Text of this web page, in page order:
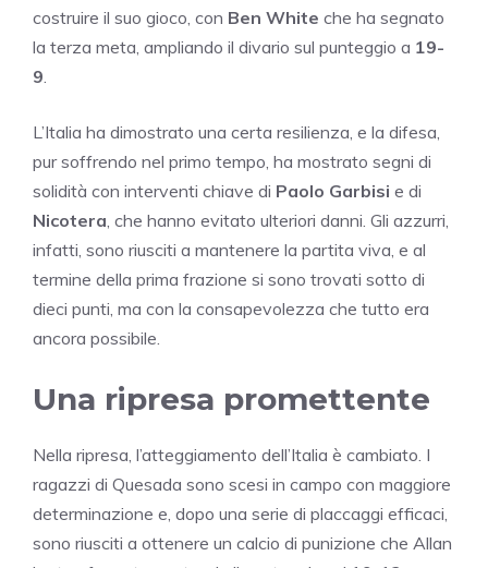
costruire il suo gioco, con Ben White che ha segnato
la terza meta, ampliando il divario sul punteggio a 19-
9
L’Italia ha dimostrato una certa resilienza, e la difesa,
pur soffrendo nel primo tempo, ha mostrato segni di
solidità con interventi chiave di Paolo Garbisi e di
Nicotera , che hanno evitato ulteriori danni. Gli azzurri,
infatti, sono riusciti a mantenere la partita viva, e al
termine della prima frazione si sono trovati sotto di
dieci punti, ma con la consapevolezza che tutto era
ancora possibile.
Una ripresa promettente
Nella ripresa, l’atteggiamento dell’Italia è cambiato. I
ragazzi di Quesada sono scesi in campo con maggiore
determinazione e, dopo una serie di placcaggi efficaci,
sono riusciti a ottenere un calcio di punizione che Allan